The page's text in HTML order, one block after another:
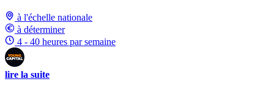
à l'échelle nationale
à déterminer
4 - 40 heures par semaine
lire la suite